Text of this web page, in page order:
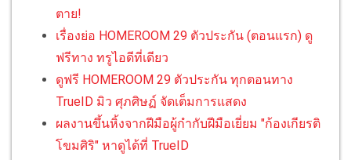
ตาย!
เรื่องย่อ HOMEROOM 29 ตัวประกัน (ตอนแรก) ดู
ฟรีทาง ทรูไอดีที่เดียว
ดูฟรี HOMEROOM 29 ตัวประกัน ทุกตอนทาง
TrueID มิว ศุภศิษฏ์ จัดเต็มการแสดง
ผลงานขึ้นหิ้งจากฝีมือผู้กำกับฝีมือเยี่ยม "ก้องเกียรติ
โขมศิริ" หาดูได้ที่ TrueID